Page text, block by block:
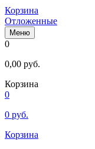
Корзина
Отложенные
Меню
0
0,00 руб.
Корзина
0
0 руб.
Корзина